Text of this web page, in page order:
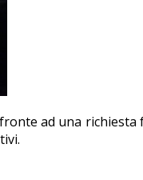
ad una